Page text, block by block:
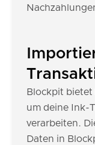
Blockpit
um deine Ink-
verarbeiten.
Daten in